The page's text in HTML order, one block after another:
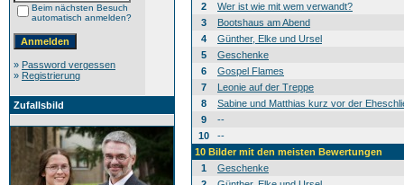
Beim nächsten Besuch
automatisch anmelden?
» Password vergessen
» Registrierung
Zufallsbild
2
Wer ist wie mit wem verwandt?
3
Bootshaus am Abend
4
Günther, Elke und Ursel
5
Geschenke
6
Gospel Flames
7
Leonie auf der Treppe
8
Sabine und Matthias kurz vor der
9
--
10
--
10 Bilder mit den meisten Bewertungen
1
Geschenke